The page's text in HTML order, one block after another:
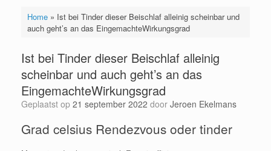
Home» Ist bei Tinder dieser Beischlaf alleinig scheinbar und
auch geht’s an das EingemachteWirkungsgrad
Ist bei Tinder dieser Beischlaf alleinig
scheinbar und auch geht’s an das
EingemachteWirkungsgrad
Geplaatst op 21 september 2022 door Jeroen Ekelmans
Grad celsius Rendezvous oder tinder